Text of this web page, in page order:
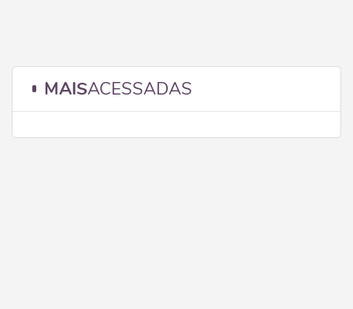
MAISACESSADAS